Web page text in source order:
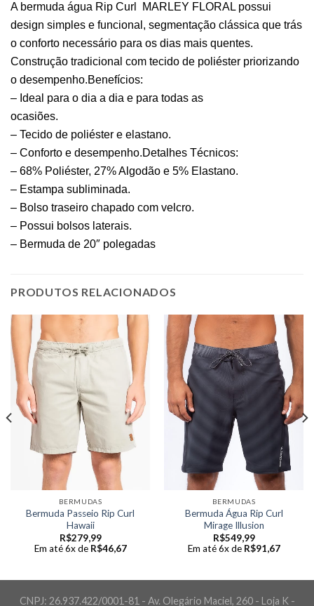
A bermuda água Rip Curl
MARLEY FLORAL possui
design simples e funcional, segmentação clássica que trás
o conforto necessário para os dias mais quentes.
Construção tradicional com tecido de poliéster priorizando
o desempenho.Benefícios:
– Ideal para o dia a dia e para todas as
ocasiões.
– Tecido de poliéster e elastano.
– Conforto e desempenho.Detalhes Técnicos:
– 68% Poliéster, 27% Algodão e 5% Elastano.
– Estampa subliminada.
– Bolso traseiro chapado com velcro.
– Possui bolsos laterais.
– Bermuda de 20″ polegadas
PRODUTOS RELACIONADOS
BERMUDAS
Bermuda Passeio Rip Curl
Hawaii
R$279,99
Em até 6x de R$46,67
BERMUDAS
Bermuda Água Rip Curl
Mirage Illusion
R$549,99
Em até 6x de R$91,67
CNPJ: 26.937.422/0001-81 - Av. Olegário Maciel, 260 - Loja K -